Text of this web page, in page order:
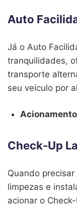
Auto
Já o Auto
tranquilidades,
transporte
seu veículo por
Check-Up
Quando
limpezas e
acionar o